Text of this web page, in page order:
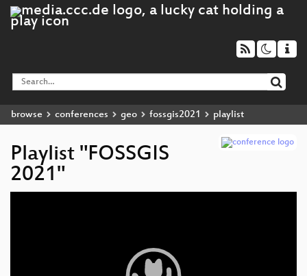
browse conferences geo fossgis2021 playlist
Playlist "FOSSGIS
2021"